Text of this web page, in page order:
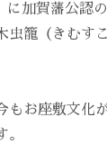
加賀藩公認
虫籠（きむす
もお座敷文化
。